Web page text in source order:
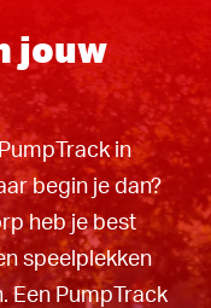
jouw
in
begin je dan?
heb je best
speelplekken
Een PumpTrack